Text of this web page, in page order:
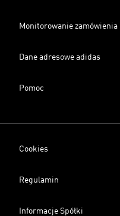
Monitorowanie zamówienia
Dane adresowe adidas
Pomoc
Cookies
Regulamin
Informacje Spółki